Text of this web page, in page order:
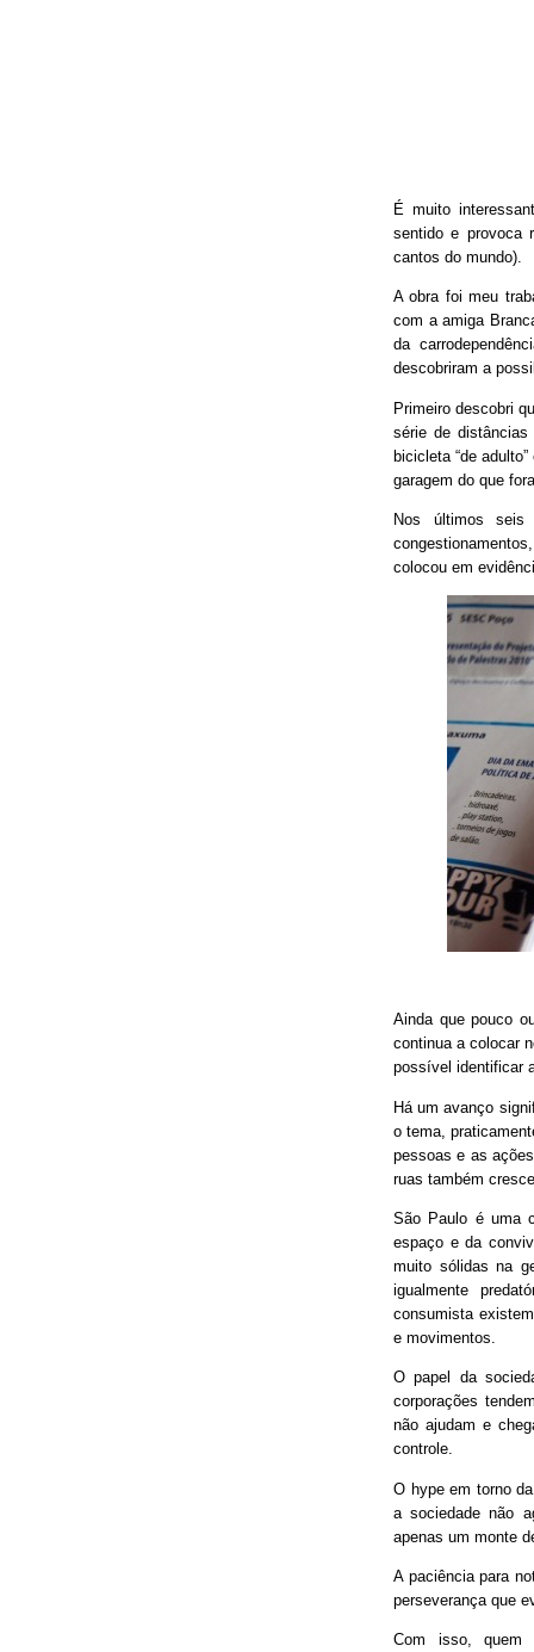
É muito
sentido e provoca
cantos do mundo).
A obra foi meu
com a amiga
da
descobriram a
Primeiro descobri
série de distâncias
bicicleta “de
garagem do que
Nos últimos seis
colocou em
Ainda que pouco
continua a colocar
possível identificar
Há um avanço
o tema,
pessoas e as
ruas também
São Paulo é uma
espaço e da
muito sólidas na
igualmente
consumista
e movimentos.
O papel da
corporações
não ajudam e
controle.
O hype em torno
a sociedade não
apenas um monte
A paciência para
perseverança que
Com isso, quem